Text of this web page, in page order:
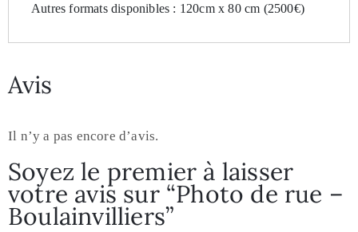
Autres formats disponibles : 120cm x 80 cm (2500€)
Avis
Il n’y a pas encore d’avis.
Soyez le premier à laisser
votre avis sur “Photo de rue –
Boulainvilliers”